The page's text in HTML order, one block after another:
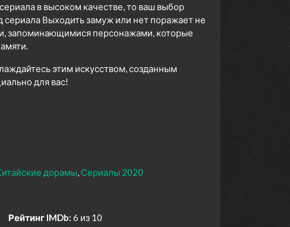
в высоком качестве, то ваш выбор
Выходить замуж или нет поражает не
запоминающимися персонажами, которые
этим искусством, созданным
для вас!
дорамы Сериалы 2020
Рейтинг IMDb: 6 из 10